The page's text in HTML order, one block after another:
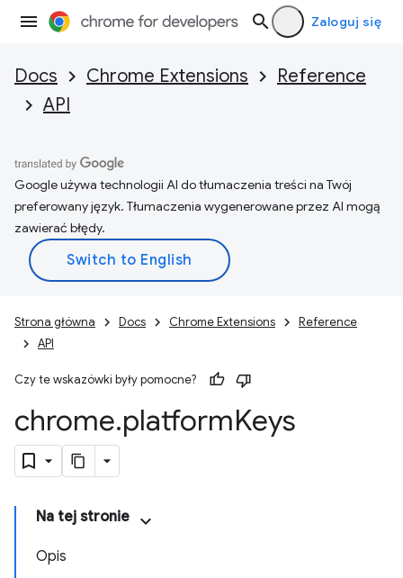
Zaloguj się
Docs Chrome Extensions
Reference
API
Google używa technologii AI do tłumaczenia treści na Twój
preferowany język. Tłumaczenia wygenerowane przez AI mogą
zawierać błędy.
Strona główna Docs Chrome Extensions
Reference
API
Czy te wskazówki były pomocne?
chrome.platformKeys
Na tej stronie
Opis